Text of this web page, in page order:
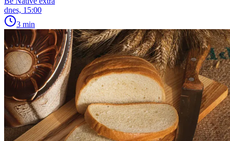
dnes, 15:00
3 min